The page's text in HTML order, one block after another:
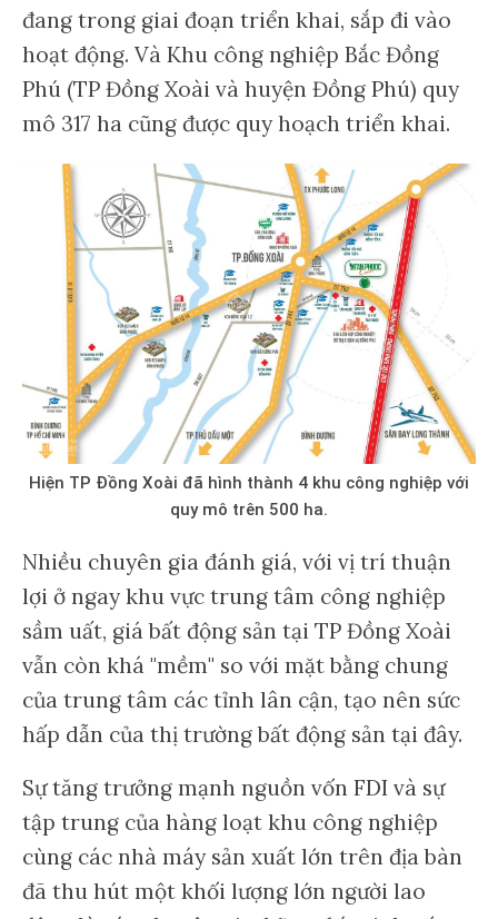
đang trong giai đoạn triển khai, sắp đi vào
hoạt động. Và Khu công nghiệp Bắc Đồng
Phú (TP Đồng Xoài và huyện Đồng Phú) quy
mô 317 ha cũng được quy hoạch triển khai.
Hiện TP Đồng Xoài đã hình thành 4 khu công nghiệp với
quy mô trên 500 ha.
Nhiều chuyên gia đánh giá, với vị trí thuận
lợi ở ngay khu vực trung tâm công nghiệp
sầm uất, giá bất động sản tại TP Đồng Xoài
vẫn còn khá "mềm" so với mặt bằng chung
của trung tâm các tỉnh lân cận, tạo nên sức
hấp dẫn của thị trường bất động sản tại đây.
Sự tăng trưởng mạnh nguồn vốn FDI và sự
tập trung của hàng loạt khu công nghiệp
cùng các nhà máy sản xuất lớn trên địa bàn
đã thu hút một khối lượng lớn người lao